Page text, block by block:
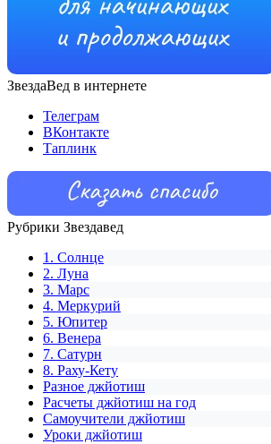
ЗвездаВед в интернете
Телеграм
ВКонтакте
Таплинк
Рубрики Звездавед
1. Солнце
2. Луна
3. Марс
4. Меркурий
5. Юпитер
6. Венера
7. Сатурн
8. Раху-Кету
Разное джйотиш
Расчеты джйотиш на год
Самоучители джйотиш
Уроки джйотиш